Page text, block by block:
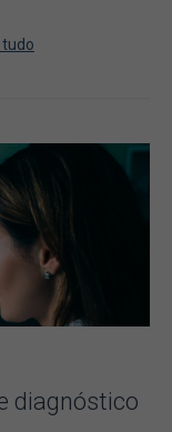
tudo
diagnóstico